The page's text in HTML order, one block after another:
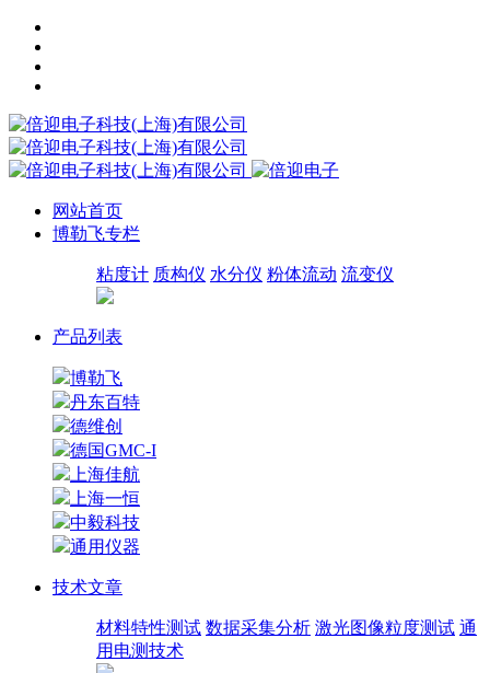
网站首页
博勒飞专栏
粘度计 质构仪 水分仪 粉体流动 流变仪
产品列表
博勒飞
丹东百特
德维创
德国GMC-I
上海佳航
上海一恒
中毅科技
通用仪器
技术文章
材料特性测试 数据采集分析 激光图像粒度测试 通
用电测技术